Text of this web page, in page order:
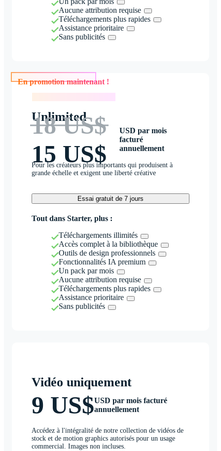
Aucune attribution requise
Téléchargements plus rapides
Assistance prioritaire
Sans publicités
En promotion maintenant !
Unlimited
18 US$
15 US$
USD par mois
facturé
annuellement
Pour les créateurs plus importants qui produisent à
grande échelle et exigent une liberté créative
Essai gratuit de 7 jours
Tout dans Starter, plus :
Téléchargements illimités
Accès complet à la bibliothèque
Outils de design professionnels
Fonctionnalités IA premium
Un pack par mois
Aucune attribution requise
Téléchargements plus rapides
Assistance prioritaire
Sans publicités
Vidéo uniquement
9 US$USD par mois facturé
annuellement
Accédez à l'intégralité de notre collection de vidéos de
stock et de motion graphics autorisés pour un usage
commercial. Images non incluses.